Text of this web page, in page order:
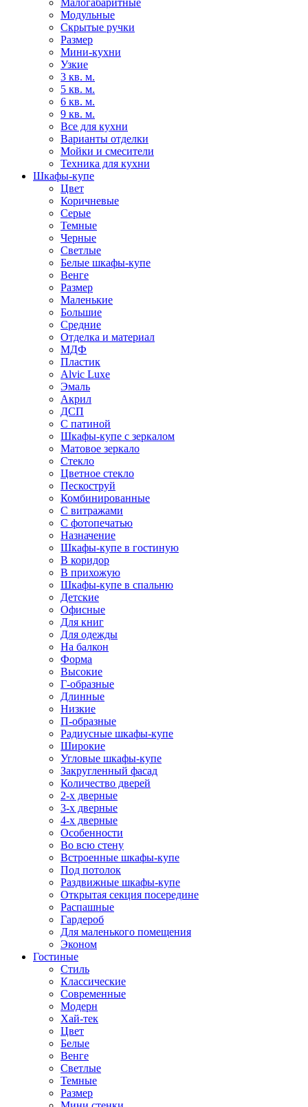
Малогабаритные
Модульные
Скрытые ручки
Размер
Мини-кухни
Узкие
3 кв. м.
5 кв. м.
6 кв. м.
9 кв. м.
Все для кухни
Варианты отделки
Мойки и смесители
Техника для кухни
Шкафы-купе
Цвет
Коричневые
Серые
Темные
Черные
Светлые
Белые шкафы-купе
Венге
Размер
Маленькие
Большие
Средние
Отделка и материал
МДФ
Пластик
Alvic Luxe
Эмаль
Акрил
ДСП
С патиной
Шкафы-купе с зеркалом
Матовое зеркало
Стекло
Цветное стекло
Пескоструй
Комбинированные
С витражами
С фотопечатью
Назначение
Шкафы-купе в гостиную
В коридор
В прихожую
Шкафы-купе в спальню
Детские
Офисные
Для книг
Для одежды
На балкон
Форма
Высокие
Г-образные
Длинные
Низкие
П-образные
Радиусные шкафы-купе
Широкие
Угловые шкафы-купе
Закругленный фасад
Количество дверей
2-х дверные
3-х дверные
4-х дверные
Особенности
Во всю стену
Встроенные шкафы-купе
Под потолок
Раздвижные шкафы-купе
Открытая секция посередине
Распашные
Гардероб
Для маленького помещения
Эконом
Гостиные
Стиль
Классические
Современные
Модерн
Хай-тек
Цвет
Белые
Венге
Светлые
Темные
Размер